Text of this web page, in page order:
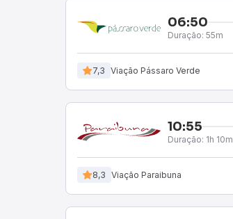
06:50
Duração: 55m
7,3 Viação Pássaro Verde
10:55
Duração: 1h 10m
8,3 Viação Paraibuna